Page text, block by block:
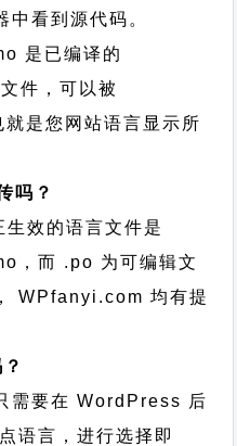
中看到源代码。
是已编译的
件，可以被
是您网站语言显示所
吗？
效的语言文件是
，而 .po 为可编辑文
WPfanyi.com 均有提
需要在 WordPress 后
语言，进行选择即